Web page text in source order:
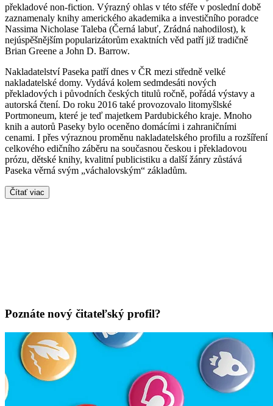
překladové non-fiction. Výrazný ohlas v této sféře v poslední době
zaznamenaly knihy amerického akademika a investičního poradce
Nassima Nicholase Taleba (Černá labuť, Zrádná nahodilost), k
nejúspěšnějším popularizátorům exaktních věd patří již tradičně
Brian Greene a John D. Barrow.
Nakladatelství Paseka patří dnes v ČR mezi středně velké
nakladatelské domy. Vydává kolem sedmdesáti nových
překladových i původních českých titulů ročně, pořádá výstavy a
autorská čtení. Do roku 2016 také provozovalo litomyšlské
Portmoneum, které je teď majetkem Pardubického kraje. Mnoho
knih a autorů Paseky bylo oceněno domácími i zahraničními
cenami. I přes výraznou proměnu nakladatelského profilu a rozšíření
celkového edičního záběru na současnou českou i překladovou
prózu, dětské knihy, kvalitní publicistiku a další žánry zůstává
Paseka věrná svým „váchalovským“ základům.
Čítať viac
Poznáte nový čitateľský profil?